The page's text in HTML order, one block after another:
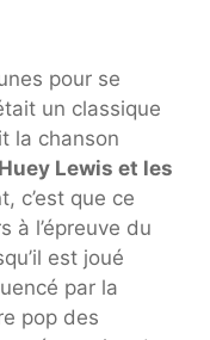
pour se
un classique
la chanson
Huey Lewis et les
c’est que ce
à l’épreuve du
est joué
par la
pop des